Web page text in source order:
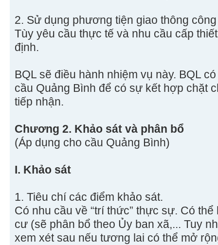
2. Sử dụng phương tiện giao thông
Tùy yêu cầu thực tế và nhu cầu cấp
định.
BQL sẽ điều hành nhiệm vụ này. BQL
cầu Quảng Bình để có sự kết hợp chặt
tiếp nhận.
Chương 2. Khảo sát và phân bổ
(Áp dụng cho cầu Quảng Bình)
I. Khảo sát
1. Tiêu chí các điểm khảo sát.
Có nhu cầu về “trí thức” thực sự. Có
cư (sẽ phân bổ theo Ủy ban xã,... Tuy
xem xét sau nếu tương lai có thể mở